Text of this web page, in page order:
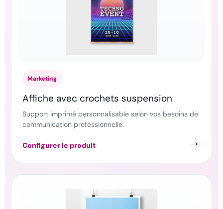
Marketing
Affiche avec crochets suspension
Support imprimé personnalisable selon vos besoins de
communication professionnelle.
Configurer le produit